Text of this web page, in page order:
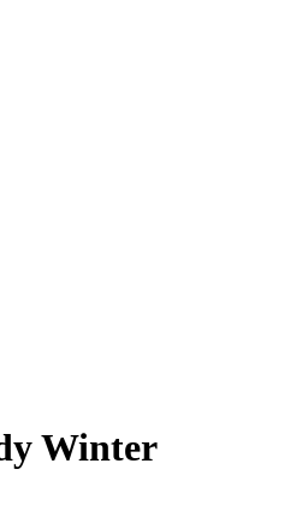
Winter